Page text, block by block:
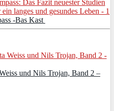
-Bas Kast
und Nils Trojan, Band 2 –